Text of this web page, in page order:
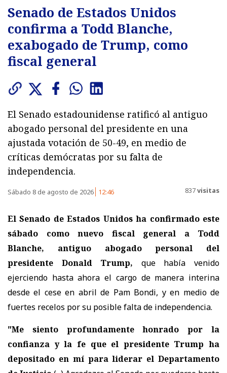
Senado de Estados Unidos
confirma a Todd Blanche,
exabogado de Trump, como
fiscal general
El Senado estadounidense ratificó al antiguo
abogado personal del presidente en una
ajustada votación de 50-49, en medio de
críticas demócratas por su falta de
independencia.
Sábado 8 de agosto de 2026 12:46 837visitas
El Senado de Estados Unidos ha confirmado este
sábado como nuevo fiscal general a Todd
Blanche, antiguo abogado personal del
presidente Donald Trump, que había venido
ejerciendo hasta ahora el cargo de manera interina
desde el cese en abril de Pam Bondi, y en medio de
fuertes recelos por su posible falta de independencia.
"Me siento profundamente honrado por la
confianza y la fe que el presidente Trump ha
depositado en mí para liderar el Departamento